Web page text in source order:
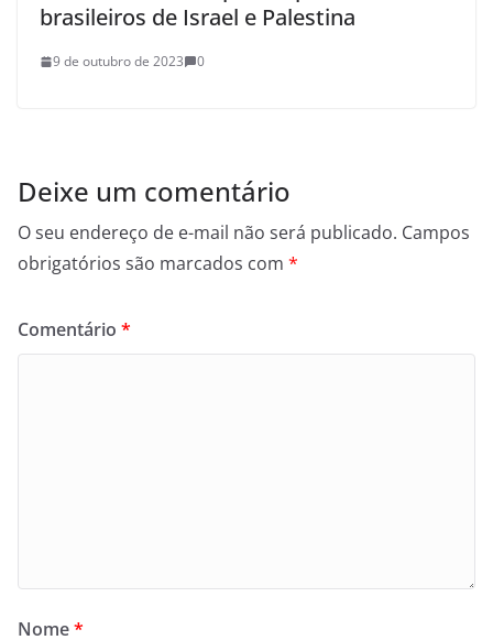
brasileiros de Israel e Palestina
9 de outubro de 2023 0
Deixe um comentário
O seu endereço de e-mail não será publicado. Campos
obrigatórios são marcados com *
Comentário *
Nome*